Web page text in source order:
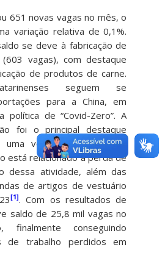
651 novas vagas no mês, o
variação relativa de 0,1%.
se deve à fabricação de
vagas), com destaque
de produtos de carne.
seguem se
para a China, em
de “Covid-Zero”. A
foi o principal destaque
vez que fechou 560
está relacionado à perda de
dessa atividade, além das
de artigos de vestuário
[1]. Com os resultados de
saldo de 25,8 mil vagas no
finalmente conseguindo
de trabalho perdidos em